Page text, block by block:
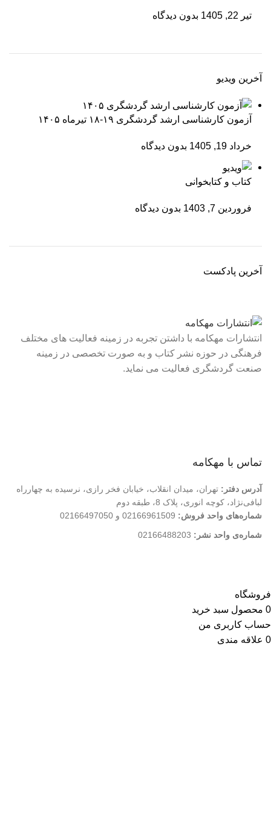
تیر 22, 1405 بدون دیدگاه
آخرین ویدیو
آزمون کارشناسی ارشد گردشگری ۱۹-۱۸ تیرماه ۱۴۰۵
خرداد 19, 1405 بدون دیدگاه
کتاب و کتابخوانی
فروردین 7, 1403 بدون دیدگاه
آخرین پادکست
انتشارات مهکامه با داشتن تجربه در زمینه فعالیت های مختلف
فرهنگی در حوزه نشر کتاب و به صورت تخصصی در زمینه
صنعت گردشگری فعالیت می نماید.
تماس با مهکامه
آدرس دفتر: تهران، میدان انقلاب، خیابان فخر رازی، نرسیده به چهارراه
لبافی‌نژاد، کوچه انوری، پلاک 8، طبقه دوم
شماره‌های واحد فروش: 02166961509 و 02166497050
شماره‌‌ی واحد نشر:
فروشگاه
0 محصول سبد خرید
حساب کاربری من
0 علاقه مندی